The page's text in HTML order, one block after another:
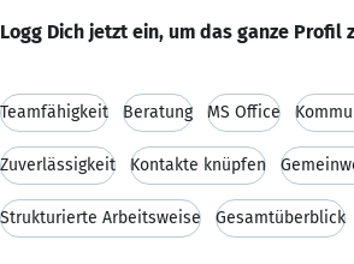
Logg Dich jetzt ein, um das ganze Profil
Teamfähigkeit Beratung MS Office
Zuverlässigkeit Kontakte knüpfen
Strukturierte Arbeitsweise Gesamtüberblick